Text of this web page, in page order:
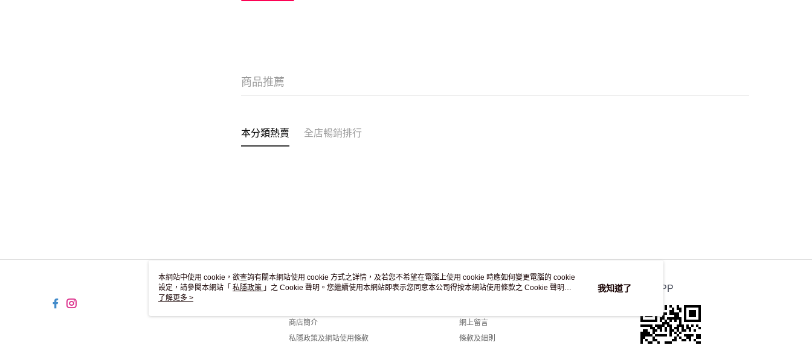
商品推薦
本分類熱賣 全店暢銷排行
關於我們
商店簡介
私隱政策及網站使用條款
客戶服務
網上留言
條款及細則
官方APP
本網站中使用 cookie，欲查詢有關本網站使用 cookie 方式之詳情，及若您不希望在電腦上使用 cookie 時應如何變更電腦的 cookie
設定，請參閱本網站「 私隱政策 」之 Cookie 聲明。您繼續使用本網站即表示您同意本公司得按本網站使用條款之 Cookie 聲明使
用 cookie。
了解更多 >
我知道了